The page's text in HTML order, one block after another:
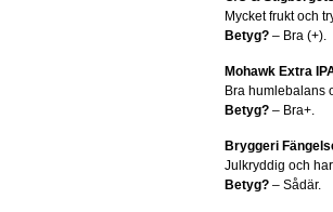
Mycket frukt och
Betyg? – Bra (+).
Mohawk Extra
Bra humlebalans
Betyg? – Bra+.
Bryggeri
Julkryddig och
Betyg? – Sådär.